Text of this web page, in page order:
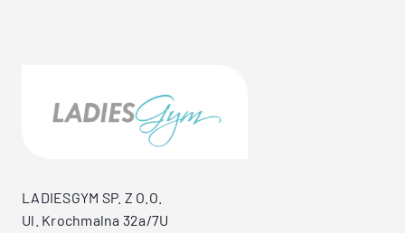
LADIESGYM SP. Z O.O.
Ul. Krochmalna 32a/7U